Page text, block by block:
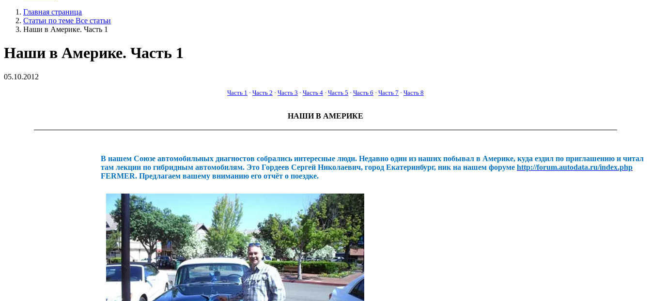
Главная страница
Статьи по теме Все статьи
Наши в Америке. Часть 1
Наши в Америке. Часть 1
05.10.2012
Часть 1 · Часть 2 · Часть 3 · Часть 4 · Часть 5 · Часть 6 · Часть 7 · Часть 8
НАШИ В АМЕРИКЕ
В нашем Союзе автомобильных диагностов собрались интересные люди. Недавно один из наших побывал в Америке, куда ездил по приглашению и читал
там лекции по гибридным автомобилям. Это Гордеев Сергей Николаевич, город Екатеринбург, ник на нашем форуме http://forum.autodata.ru/index.php
FERMER. Предлагаем вашему вниманию его отчёт о поездке.